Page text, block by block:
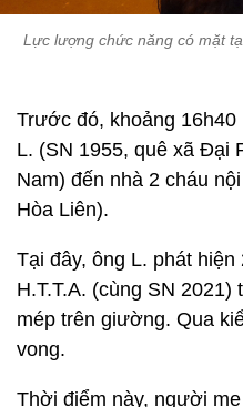
Lực lượng chức năng có mặt
Trước đó, khoảng 16h40
L. (SN 1955, quê xã Đại
Nam) đến nhà 2 cháu
Hòa Liên).
Tại đây, ông L. phát hiện
H.T.T.A. (cùng SN
mép trên giường. Qua
vong.
Thời điểm này, người